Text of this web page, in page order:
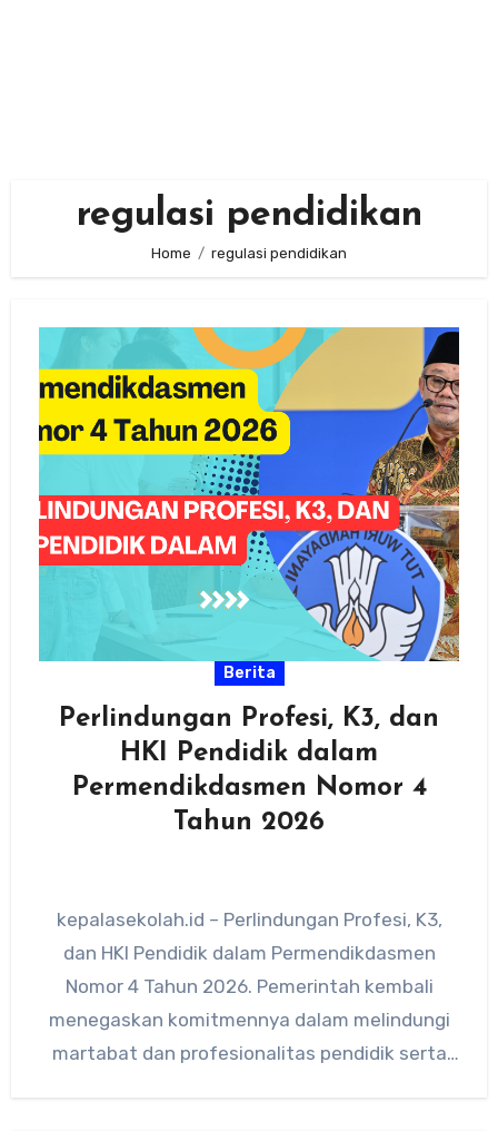
regulasi pendidikan
Home regulasi pendidikan
Berita
Perlindungan Profesi, K3, dan
HKI Pendidik dalam
Permendikdasmen Nomor 4
Tahun 2026
kepalasekolah.id – Perlindungan Profesi, K3,
dan HKI Pendidik dalam Permendikdasmen
Nomor 4 Tahun 2026. Pemerintah kembali
menegaskan komitmennya dalam melindungi
martabat dan profesionalitas pendidik serta